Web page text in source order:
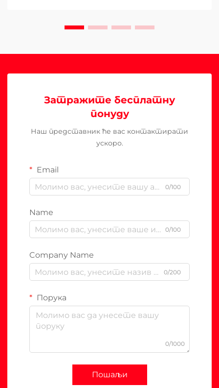
Затражите бесплатну
понуду
Наш представник ће вас контактирати
ускоро.
Email
0/100
Name
0/100
Company Name
0/200
Порука
0/1000
Пошаљи